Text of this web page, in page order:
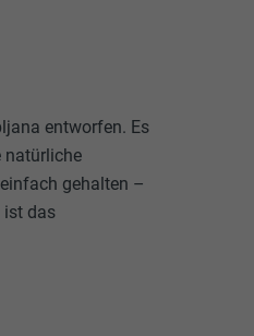
entworfen. Es
natürliche
gehalten –
ist das